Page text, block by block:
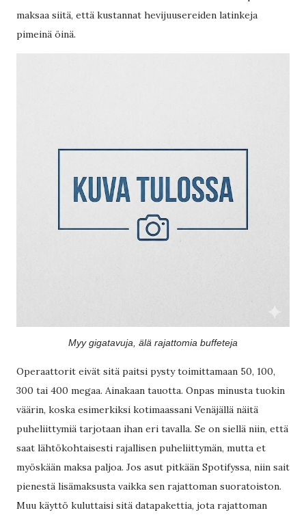
maksaa siitä, että kustannat hevijuusereiden latinkeja
pimeinä öinä.
Myy gigatavuja, älä rajattomia buffeteja
Operaattorit eivät sitä paitsi pysty toimittamaan 50, 100,
300 tai 400 megaa. Ainakaan tauotta. Onpas minusta tuokin
väärin, koska esimerkiksi kotimaassani Venäjällä näitä
puheliittymiä tarjotaan ihan eri tavalla. Se on siellä niin, että
saat lähtökohtaisesti rajallisen puheliittymän, mutta et
myöskään maksa paljoa. Jos asut pitkään Spotifyssa, niin sait
pienestä lisämaksusta vaikka sen rajattoman suoratoiston.
Muu käyttö kuluttaisi sitä datapakettia, jota rajattoman